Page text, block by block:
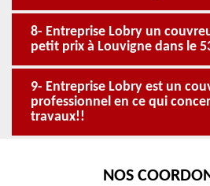
8- Entreprise Lobry un
petit prix à Louvigne dans le
9- Entreprise Lobry est un
professionnel en ce qui
travaux!!
NOS